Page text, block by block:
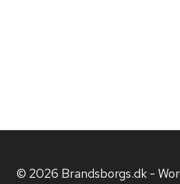
© 2026 Brandsborgs.dk -